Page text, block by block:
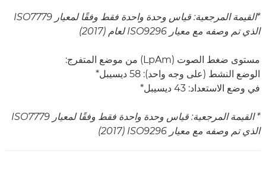
*القيمة المرجعية: قياس وحدة واحدة فقط وفقًا لمعيار ISO7779
الذي تم وصفه مع معيار ISO9296 لعام (2017)
مستوى ضغط الصوت (LpAm) من موضع المتفرج:
الوضع النشط (على وجه واحد): 58 ديسيبل*
في وضع الاستعداد: 43 ديسيبل*
* القيمة المرجعية: قياس وحدة واحدة فقط وفقًا لمعيار ISO7779
الذي تم وصفه مع معيار ISO9296 ‏(2017)